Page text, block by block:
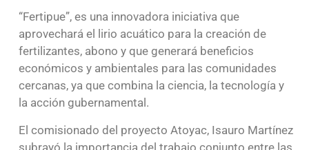
“Fertipue”, es una innovadora iniciativa que
aprovechará el lirio acuático para la creación de
fertilizantes, abono y que generará beneficios
económicos y ambientales para las comunidades
cercanas, ya que combina la ciencia, la tecnología y
la acción gubernamental.
El comisionado del proyecto Atoyac, Isauro Martínez
subrayó la importancia del trabajo conjunto entre las